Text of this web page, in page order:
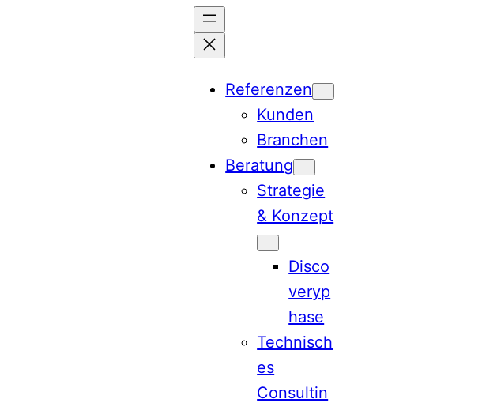
Referenzen
Kunden
Branchen
Beratung
Strategie
& Konzept
Disco
veryp
hase
Technisch
es
Consultin